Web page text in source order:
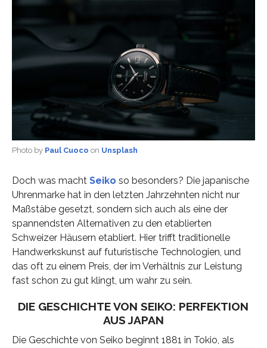
Photo by Paul Cuoco on Unsplash
Doch was macht Seiko so besonders? Die japanische
Uhrenmarke hat in den letzten Jahrzehnten nicht nur
Maßstäbe gesetzt, sondern sich auch als eine der
spannendsten Alternativen zu den etablierten
Schweizer Häusern etabliert. Hier trifft traditionelle
Handwerkskunst auf futuristische Technologien, und
das oft zu einem Preis, der im Verhältnis zur Leistung
fast schon zu gut klingt, um wahr zu sein.
DIE GESCHICHTE VON SEIKO: PERFEKTION
AUS JAPAN
Die Geschichte von Seiko beginnt 1881 in Tokio, als